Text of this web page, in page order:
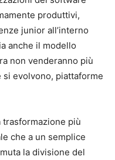
produttivi,
junior all’interno
anche il modello
non venderanno più
evolvono, piattaforme
trasformazione più
che a un semplice
la divisione del